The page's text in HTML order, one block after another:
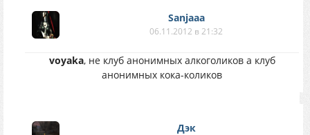
Sanjaaa
06.11.2012 в 21:32
voyaka, не клуб анонимных алкоголиков а клуб
анонимных кока-коликов
Дэк